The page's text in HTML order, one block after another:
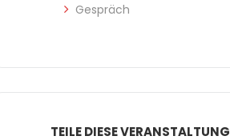
Gespräch
TEILE DIESE VERANSTALTUNG